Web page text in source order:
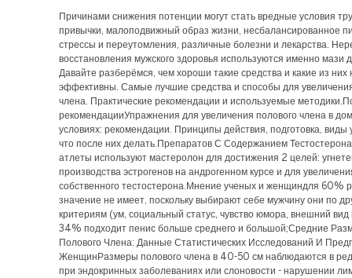
Причинами снижения потенции могут стать вредные условия
привычки, малоподвижный образ жизни, несбалансированное
стрессы и переутомления, различные болезни и лекарства.
восстановления мужского здоровья используются именно мази
Давайте разберёмся, чем хороши такие средства и какие из них
эффективны. Самые лучшие средства и способы для
члена. Практические рекомендации и используемые
рекомендацииУпражнения для увеличения полового члена в
условиях: рекомендации. Принципы действия, подготовка, виды
что после них делать.Препаратов С Содержанием
атлеты используют мастеролон для достижения 2 целей:
производства эстрогенов на андрогенном курсе и для
собственного тестостерона.Мнение ученых и женщиндля 60%
значение не имеет, поскольку выбирают себе мужчину они по
критериям (ум, социальный статус, чувство юмора, внешний вид
34% подходит пенис больше среднего и большой;Средние
Полового Члена: Данные Статистических Исследований И
ЖенщинРазмеры полового члена в 40-50 см наблюдаются в
при эндокринных заболеваниях или слоновости - нарушении